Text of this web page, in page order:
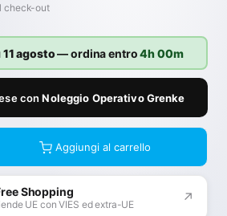
check-out
agosto— ordina entro4h 00m
conNoleggio Operativo Grenke
Aggiungi al carrello
Shopping
UE con VIES ed extra-UE ↗